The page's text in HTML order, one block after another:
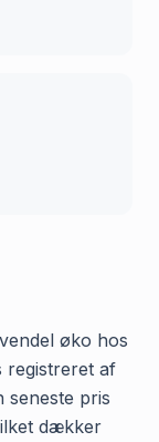
øko hos
registreret af
seneste pris
dækker